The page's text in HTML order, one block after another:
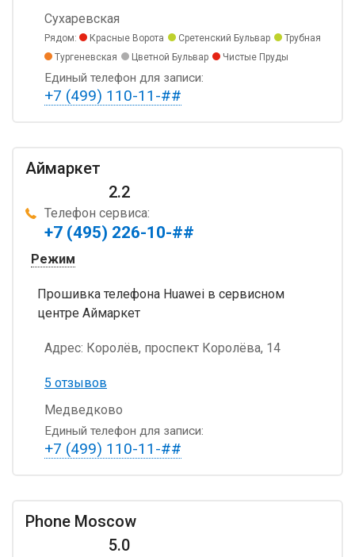
Сухаревская
Рядом: Красные Ворота Сретенский Бульвар
Трубная
Тургеневская
Цветной Бульвар Чистые Пруды
Единый телефон для записи:
+7 (499) 110-11-##
Аймаркет
2.2
Телефон сервиса:
+7 (495) 226-10-##
Режим
Прошивка телефона Huawei в сервисном
центре Аймаркет
Адрес: Королёв, проспект Королёва, 14
5 отзывов
Медведково
Единый телефон для записи:
+7 (499) 110-11-##
Phone Moscow
5.0